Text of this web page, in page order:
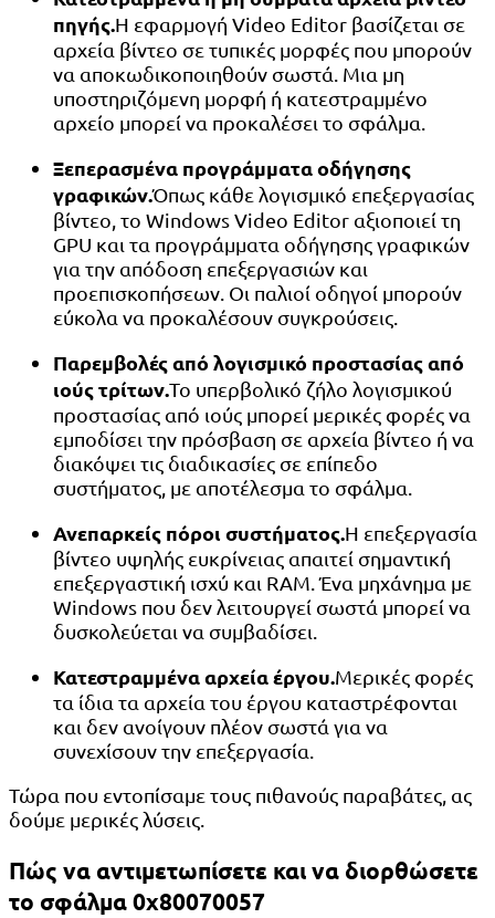
πηγής.Η εφαρμογή Video Editor βασίζεται σε
αρχεία βίντεο σε τυπικές μορφές που μπορούν
να αποκωδικοποιηθούν σωστά. Μια μη
υποστηριζόμενη μορφή ή κατεστραμμένο
αρχείο μπορεί να προκαλέσει το σφάλμα.
Ξεπερασμένα προγράμματα οδήγησης
γραφικών.Όπως κάθε λογισμικό επεξεργασίας
βίντεο, το Windows Video Editor αξιοποιεί τη
GPU και τα προγράμματα οδήγησης γραφικών
για την απόδοση επεξεργασιών και
προεπισκοπήσεων. Οι παλιοί οδηγοί μπορούν
εύκολα να προκαλέσουν συγκρούσεις.
Παρεμβολές από λογισμικό προστασίας από
ιούς τρίτων.Το υπερβολικό ζήλο λογισμικού
προστασίας από ιούς μπορεί μερικές φορές να
εμποδίσει την πρόσβαση σε αρχεία βίντεο ή να
διακόψει τις διαδικασίες σε επίπεδο
συστήματος, με αποτέλεσμα το σφάλμα.
Ανεπαρκείς πόροι συστήματος.Η επεξεργασία
βίντεο υψηλής ευκρίνειας απαιτεί σημαντική
επεξεργαστική ισχύ και RAM. Ένα μηχάνημα με
Windows που δεν λειτουργεί σωστά μπορεί να
δυσκολεύεται να συμβαδίσει.
Κατεστραμμένα αρχεία έργου.Μερικές φορές
τα ίδια τα αρχεία του έργου καταστρέφονται
και δεν ανοίγουν πλέον σωστά για να
συνεχίσουν την επεξεργασία.
Τώρα που εντοπίσαμε τους πιθανούς παραβάτες, ας
δούμε μερικές λύσεις.
Πώς να αντιμετωπίσετε και να διορθώσετε
το σφάλμα 0x80070057